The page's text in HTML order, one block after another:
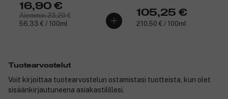
16,90 €
Aiemmin 23,20 €
56,33 € / 100ml
105,25 €
210,50 € / 100ml
Tuotearvostelut
Voit kirjoittaa tuotearvostelun ostamistasi tuotteista, kun olet
sisäänkirjautuneena asiakastilillesi.